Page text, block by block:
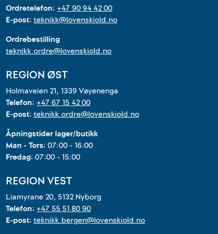
Ordretelefon: +47 90 94 42 00
E-post: teknikk@lovenskiold.no
Ordrebestilling
teknikk.ordre@lovenskiold.no
REGION ØST
Holmaveien 21, 1339 Vøyenenga
Telefon: +47 67 15 42 00
E-post: teknikk.ordre@lovenskiold.no
Åpningstider lager/butikk
Man - Tors: 07:00 - 16:00
Fredag: 07:00 - 15:00
REGION VEST
Liamyrane 20, 5132 Nyborg
Telefon: +47 55 51 80 90
E-post: teknikk.bergen@lovenskiold.no